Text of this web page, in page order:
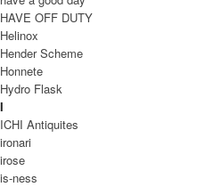
SQUARE MULE
47,300円(税込)
HAVE OFF DUTY
Helinox
Hender Scheme
Honnete
Hydro Flask
I
ICHI Antiquites
ironari
irose
is-ness